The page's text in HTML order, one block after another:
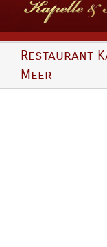
Restaurant
Meer